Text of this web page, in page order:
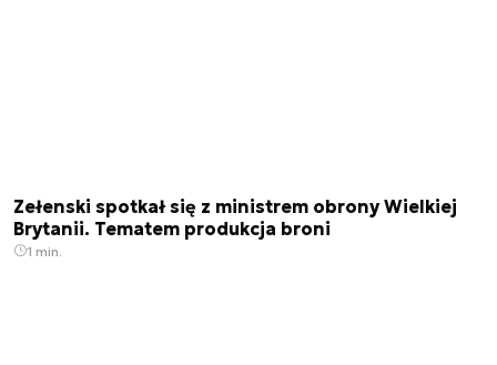
Zełenski spotkał się z ministrem obrony Wielkiej
Brytanii. Tematem produkcja broni
1 min.